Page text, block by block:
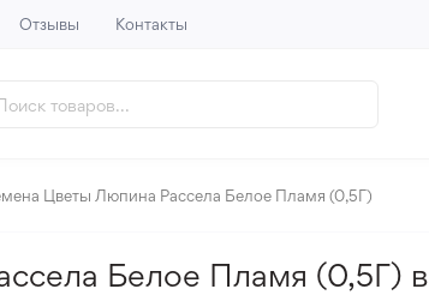
Отзывы Контакты
Цветы Люпина Рассела Белое Пламя (0,5Г)
Белое Пламя (0,5Г)